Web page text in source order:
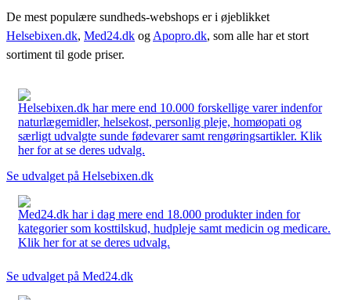
De mest populære sundheds-webshops er i øjeblikket
Helsebixen.dk, Med24.dk og Apopro.dk, som alle har et stort
sortiment til gode priser.
Helsebixen.dk har mere end 10.000 forskellige varer indenfor
naturlægemidler, helsekost, personlig pleje, homøopati og
særligt udvalgte sunde fødevarer samt rengøringsartikler. Klik
her for at se deres udvalg.
Se udvalget på Helsebixen.dk
Med24.dk har i dag mere end 18.000 produkter inden for
kategorier som kosttilskud, hudpleje samt medicin og medicare.
Klik her for at se deres udvalg.
Se udvalget på Med24.dk